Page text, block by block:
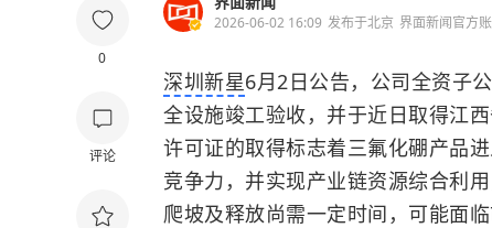
0
评论
2026-06-02 16:09 发布于北京 界面新闻官方
深圳新星6月2日公告，公司全资子
全设施竣工验收，并于近日取得江
许可证的取得标志着三氟化硼产品
竞争力，并实现产业链资源综合利
爬坡及释放尚需一定时间，可能面